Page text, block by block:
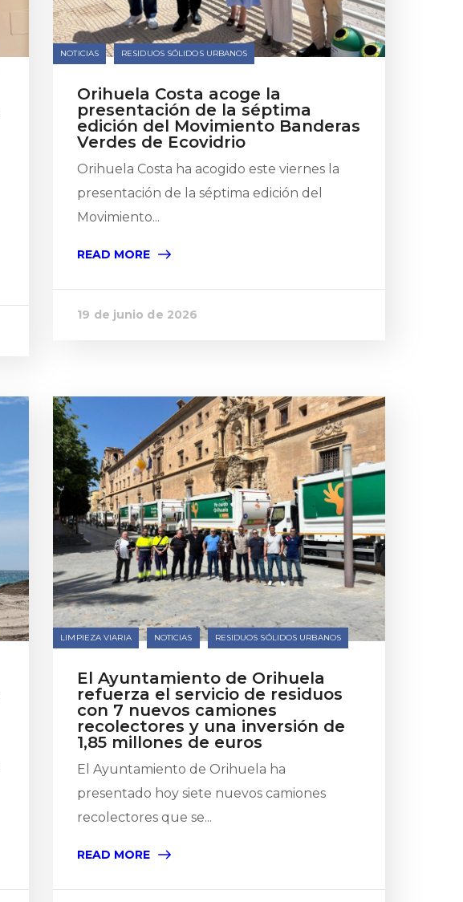
NOTICIAS RESIDUOS SÓLIDOS URBANOS
Orihuela Costa acoge la
presentación de la séptima
edición del Movimiento Banderas
Verdes de Ecovidrio
Orihuela Costa ha acogido este viernes la
presentación de la séptima edición del
Movimiento...
READ MORE
19 de junio de 2026
LIMPIEZA VIARIA NOTICIAS RESIDUOS SÓLIDOS URBANOS
El Ayuntamiento de Orihuela
refuerza el servicio de residuos
con 7 nuevos camiones
recolectores y una inversión de
1,85 millones de euros
El Ayuntamiento de Orihuela ha
presentado hoy siete nuevos camiones
recolectores que se...
READ MORE